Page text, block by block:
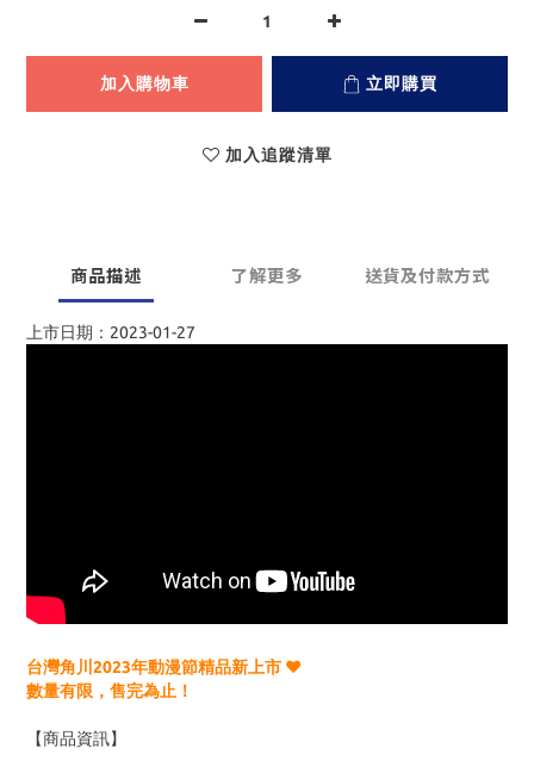
加入購物車 立即購買
加入追蹤清單
商品描述 了解更多 送貨及付款方式
上市日期：2023-01-27
台灣角川2023年動漫節精品新上市 ♥
數量有限，售完為止！
【商品資訊】